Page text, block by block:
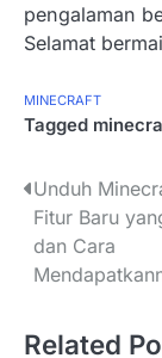
pengalaman
Selamat
MINECRAFT
Tagged
P
o
s
Unduh
Fitur Baru
dan Cara
Related